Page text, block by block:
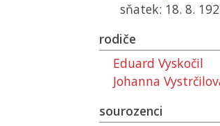
sňatek: 18. 8.
rodiče
Eduard Vyskočil
Johanna
sourozenci